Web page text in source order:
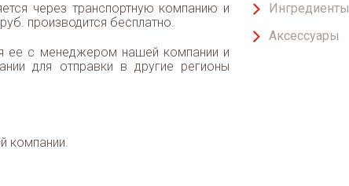
через транспортную компанию и
производится бесплатно.
ее с менеджером нашей компании и
для отправки в другие регионы
компании.
Ингредиенты
Аксессуары